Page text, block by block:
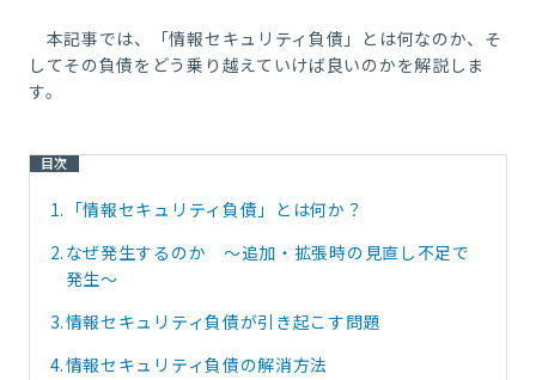
本記事では、「情報セキュリティ負債」とは何なのか、そ
してその負債をどう乗り越えていけば良いのかを解説しま
す。
目次
1. 「情報セキュリティ負債」とは何か？
2. なぜ発生するのか ～追加・拡張時の見直し不足で
発生～
3.情報セキュリティ負債が引き起こす問題
4.情報セキュリティ負債の解消方法